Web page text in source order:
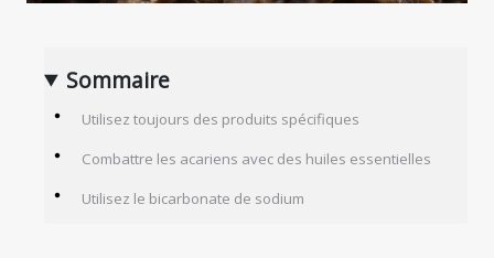
Sommaire
Utilisez toujours des produits spécifiques
Combattre les acariens avec des huiles essentielles
Utilisez le bicarbonate de sodium